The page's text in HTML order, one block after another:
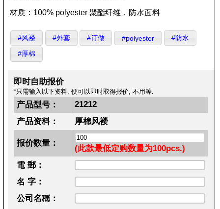
材质：100% polyester 聚酯纤维，防水面料
#风褛 #外套 #订做 #polyester #防水
#厚棉
即时自助报价
*只需输入以下资料, 便可以即时取得报价, 不用等.
产品型号：
21212
产品资料：
厚棉风褛
报价数量：
(此款最低定购数量为100pcs.)
電 郵：
名 字：
公司名稱：